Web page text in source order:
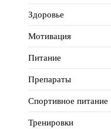
Здоровье
Мотивация
Питание
Препараты
Спортивное питание
Тренировки